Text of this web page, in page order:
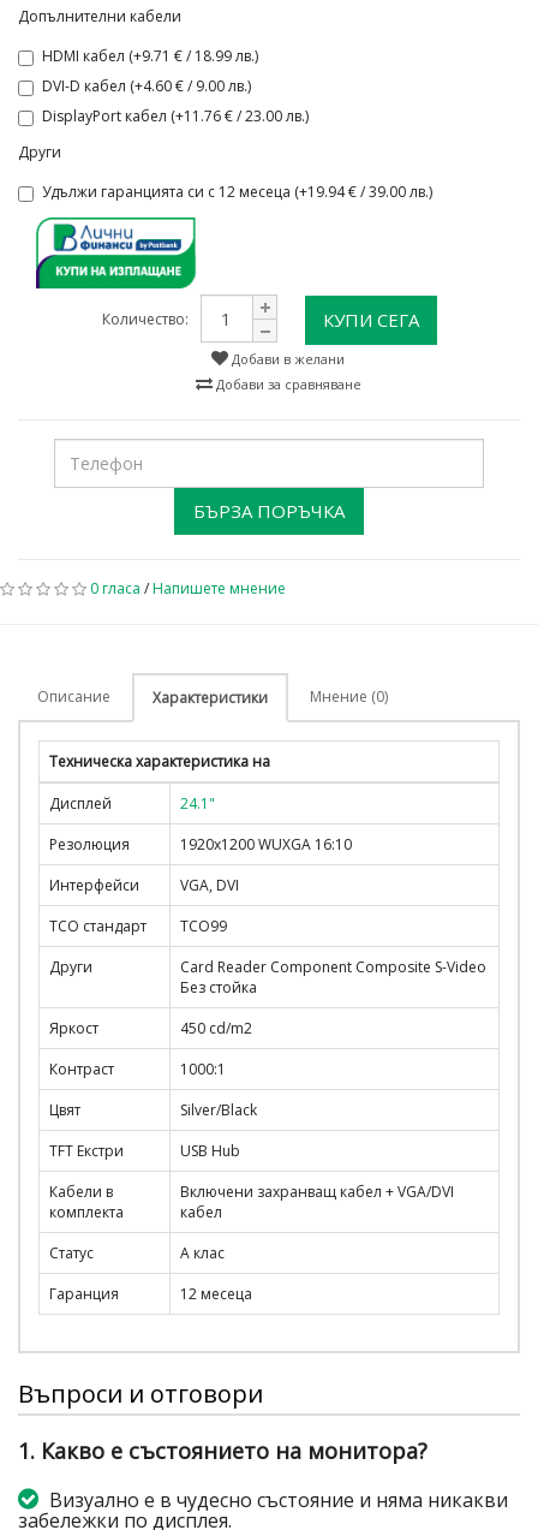
Допълнителни кабели
HDMI кабел (+9.71 € / 18.99 лв.)
DVI-D кабел (+4.60 € / 9.00 лв.)
DisplayPort кабел (+11.76 € / 23.00 лв.)
Други
Удължи гаранцията си с 12 месеца (+19.94 € / 39.00 лв.)
Количество: КУПИ СЕГА
Добави в желани
Добави за сравняване
БЪРЗА ПОРЪЧКА
0 гласа /Напишете мнение
Описание Характеристики Мнение (0)
Техническа характеристика на
Дисплей
24.1"
Резолюция
1920x1200 WUXGA 16:10
Интерфейси
VGA, DVI
TCO стандарт
TCO99
Други
Card Reader Component Composite S-Video
Без стойка
Яркост
450 cd/m2
Контраст
1000:1
Цвят
Silver/Black
TFT Екстри
USB Hub
Кабели в
комплекта
Включени захранващ кабел + VGA/DVI
кабел
Статус
А клас
Гаранция
12 месеца
Въпроси и отговори
1. Какво е състоянието на монитора?
Визуално е в чудесно състояние и няма никакви
забележки по дисплея.